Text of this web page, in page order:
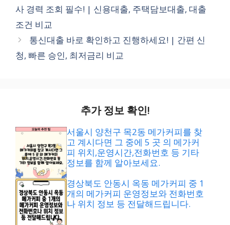
사 경력 조회 필수! | 신용대출, 주택담보대출, 대출
조건 비교
통신대출 바로 확인하고 진행하세요! | 간편 신
청, 빠른 승인, 최저금리 비교
추가 정보 확인!
서울시 양천구 목2동 메가커피를 찾
고 계시다면 그 중에 5 곳 의 메가커
피 위치,운영시간,전화번호 등 기타
정보를 함께 알아보세요.
경상북도 안동시 옥동 메가커피 중 1
개의 메가커피 운영정보와 전화번호
나 위치 정보 등 전달해드립니다.